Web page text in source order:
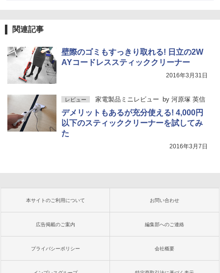
関連記事
壁際のゴミもすっきり取れる! 日立の2W
AYコードレススティッククリーナー
2016年3月31日
レビュー 家電製品ミニレビュー by 河原塚 英信
デメリットもあるが充分使える! 4,000円
以下のスティッククリーナーを試してみ
た
2016年3月7日
本サイトのご利用について お問い合わせ
広告掲載のご案内 編集部へのご連絡
プライバシーポリシー 会社概要